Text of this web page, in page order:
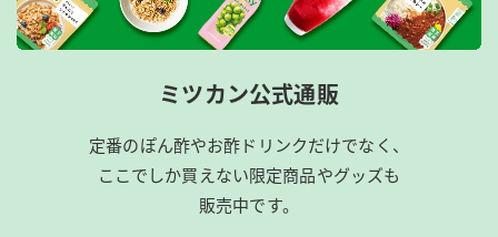
ミツカン公式通販
定番のぽん酢やお酢ドリンクだけでなく、
ここでしか買えない限定商品やグッズも
販売中です。